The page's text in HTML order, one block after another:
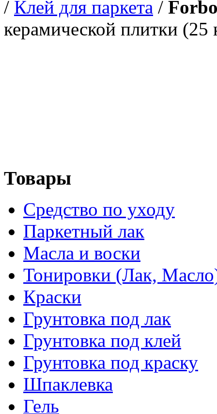
/ Клей для паркета /
керамической плитки (25
Товары
Средство по уходу
Паркетный лак
Масла и воски
Тонировки (Лак,
Краски
Грунтовка под лак
Грунтовка под клей
Грунтовка под краску
Шпаклевка
Гель